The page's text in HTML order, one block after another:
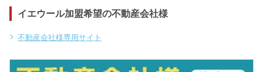
イエウール加盟希望の不動産会社様
不動産会社様専用サイト